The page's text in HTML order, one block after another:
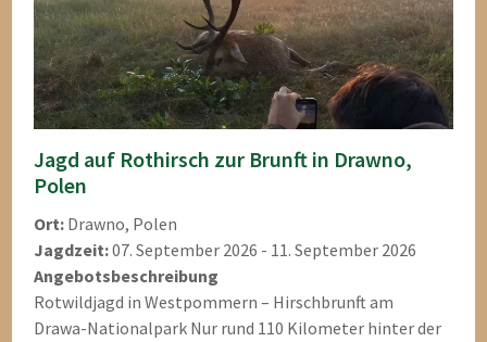
Jagd auf Rothirsch zur Brunft in Drawno,
Polen
Ort: Drawno, Polen
Jagdzeit:07. September 2026 - 11. September 2026
Angebotsbeschreibung
Rotwildjagd in Westpommern – Hirschbrunft am
Drawa-Nationalpark Nur rund 110 Kilometer hinter der